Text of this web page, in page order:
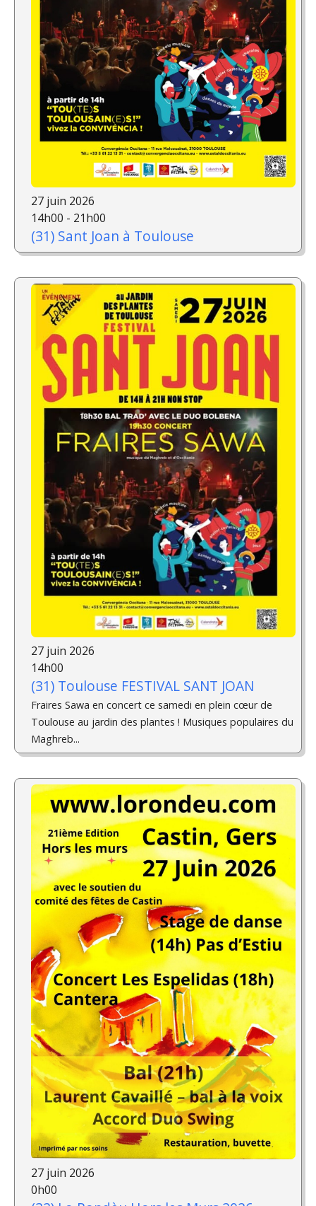
27 juin 2026
14h00 - 21h00
(31) Sant Joan à Toulouse
27 juin 2026
14h00
(31) Toulouse FESTIVAL SANT JOAN
Fraires Sawa en concert ce samedi en plein cœur de
Toulouse au jardin des plantes ! Musiques populaires du
Maghreb...
27 juin 2026
0h00